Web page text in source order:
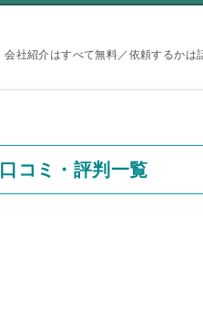
会社紹介はすべて無料／依頼するかは
コミ・評判一覧